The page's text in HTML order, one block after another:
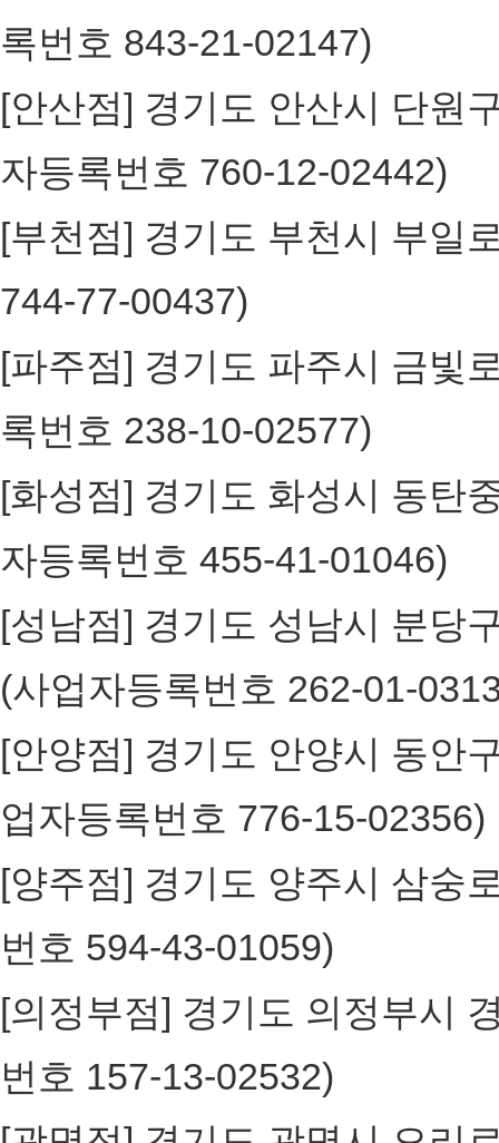
록번호 843-21-02147)
[안산점] 경기도 안산시 단원
자등록번호 760-12-02442)
[부천점] 경기도 부천시 부일
744-77-00437)
[파주점] 경기도 파주시 금빛
록번호 238-10-02577)
[화성점] 경기도 화성시 동탄
자등록번호 455-41-01046)
[성남점] 경기도 성남시 분당
(사업자등록번호 262-01-
[안양점] 경기도 안양시 동안
업자등록번호 776-15-
[양주점] 경기도 양주시 삼숭
번호 594-43-01059)
[의정부점] 경기도 의정부시
번호 157-13-02532)